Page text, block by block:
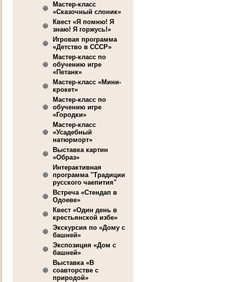
Мастер-класс
«Сказочный слоник»
Квест «Я помню! Я
знаю! Я горжусь!»
Игровая программа
«Детство в СССР»
Мастер-класс по
обучению игре
«Петанк»
Мастер-класс «Мини-
крокет»
Мастер-класс по
обучению игре
«Городки»
Мастер-класс
«Усадебный
натюрморт»
Выставка картин
«Образ»
Интерактивная
программа "Традиции
русского чаепития"
Встреча «Стендап в
Одоеве»
Квест «Один день в
крестьянской избе»
Экскурсия по «Дому с
башней»
Экспозиция «Дом с
башней»
Выставка «В
соавторстве с
природой»